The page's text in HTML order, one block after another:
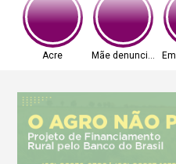
Acre Mãe denunciou